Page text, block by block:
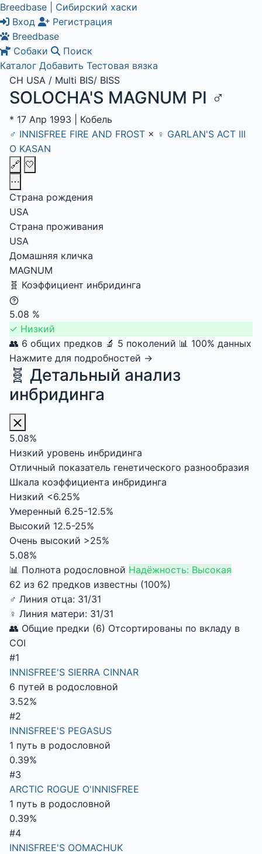
Breedbase | Сибирский хаски
Вход
Регистрация
Breedbase
Собаки
Поиск
Каталог Добавить Тестовая вязка
CH USA / Multi BIS/ BISS
SOLOCHA'S MAGNUM PI ♂
* 17 Апр 1993
Кобель
♂ INNISFREE FIRE AND FROST × ♀ GARLAN'S ACT III
O KASAN
🔗 🤍
⋯
Страна рождения
USA
Страна проживания
USA
Домашняя кличка
MAGNUM
🧬 Коэффициент инбридинга
5.08 %
✓ Низкий
👥 6 общих предков 🔬 5 поколений 📊 100% данных
Нажмите для подробностей →
🧬 Детальный анализ
инбридинга
5.08%
Низкий уровень инбридинга
Отличный показатель генетического разнообразия
Шкала коэффициента инбридинга
Низкий <6.25%
Умеренный 6.25-12.5%
Высокий 12.5-25%
Очень высокий >25%
5.08%
📊 Полнота родословной Надёжность: Высокая
62 из 62 предков известны (100%)
♂ Линия отца: 31/31
♀ Линия матери: 31/31
👥 Общие предки (6) Отсортированы по вкладу в
COI
#1
INNISFREE'S SIERRA CINNAR
6 путей в родословной
3.52%
#2
INNISFREE'S PEGASUS
1 путь в родословной
0.39%
#3
ARCTIC ROGUE O'INNISFREE
1 путь в родословной
0.39%
#4
INNISFREE'S OOMACHUK